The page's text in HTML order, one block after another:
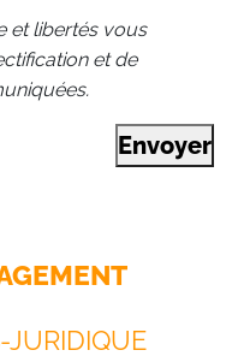
et libertés vous
et de
Envoyer
JURIDIQUE